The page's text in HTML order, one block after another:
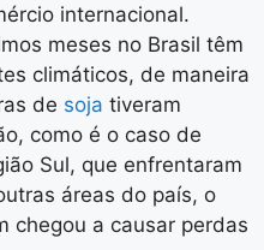
internacional.
meses no Brasil têm
climáticos, de maneira
de soja tiveram
como é o caso de
Sul, que enfrentaram
áreas do país, o
chegou a causar perdas